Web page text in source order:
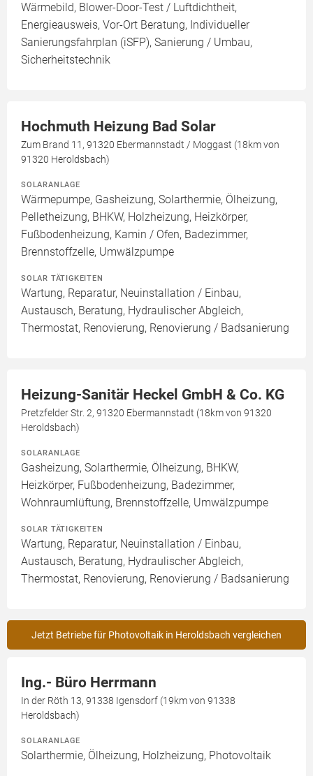
Wärmebild, Blower-Door-Test / Luftdichtheit,
Energieausweis, Vor-Ort Beratung, Individueller
Sanierungsfahrplan (iSFP), Sanierung / Umbau,
Sicherheitstechnik
Hochmuth Heizung Bad Solar
Zum Brand 11, 91320 Ebermannstadt / Moggast (18km von
91320 Heroldsbach)
SOLARANLAGE
Wärmepumpe, Gasheizung, Solarthermie, Ölheizung,
Pelletheizung, BHKW, Holzheizung, Heizkörper,
Fußbodenheizung, Kamin / Ofen, Badezimmer,
Brennstoffzelle, Umwälzpumpe
SOLAR TÄTIGKEITEN
Wartung, Reparatur, Neuinstallation / Einbau,
Austausch, Beratung, Hydraulischer Abgleich,
Thermostat, Renovierung, Renovierung / Badsanierung
Heizung-Sanitär Heckel GmbH & Co. KG
Pretzfelder Str. 2, 91320 Ebermannstadt (18km von 91320
Heroldsbach)
SOLARANLAGE
Gasheizung, Solarthermie, Ölheizung, BHKW,
Heizkörper, Fußbodenheizung, Badezimmer,
Wohnraumlüftung, Brennstoffzelle, Umwälzpumpe
SOLAR TÄTIGKEITEN
Wartung, Reparatur, Neuinstallation / Einbau,
Austausch, Beratung, Hydraulischer Abgleich,
Thermostat, Renovierung, Renovierung / Badsanierung
Jetzt Betriebe für Photovoltaik in Heroldsbach vergleichen
Ing.- Büro Herrmann
In der Röth 13, 91338 Igensdorf (19km von 91338
Heroldsbach)
SOLARANLAGE
Solarthermie, Ölheizung, Holzheizung, Photovoltaik